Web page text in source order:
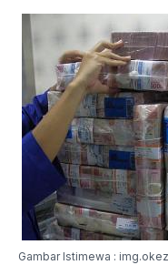
Gambar Istimewa :